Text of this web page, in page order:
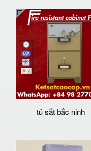
tủ sắt bắc ninh